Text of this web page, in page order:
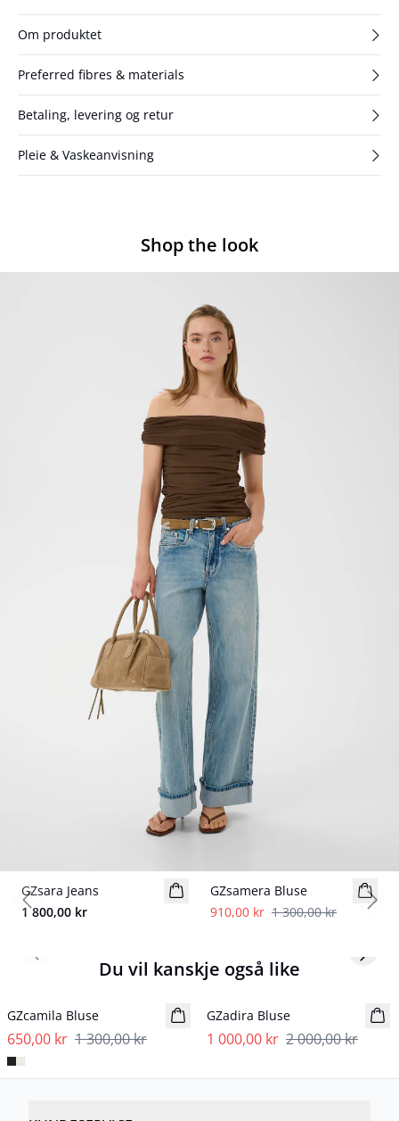
Om produktet
Preferred fibres & materials
Betaling, levering og retur
Pleie & Vaskeanvisning
Shop the look
NYHET
GZsara Jeans
1 800,00 kr
GZsamera Bluse
910,00 kr 1 300,00 kr
Previous slide
Du vil kanskje også like
GZcamila Bluse
650,00 kr 1 300,00 kr
- 50%
GZadira Bluse
1 000,00 kr 2 000,00 kr
Previous slide Next